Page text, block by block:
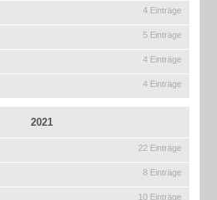
4 Einträge
5 Einträge
4 Einträge
4 Einträge
2021
22 Einträge
8 Einträge
10 Einträge